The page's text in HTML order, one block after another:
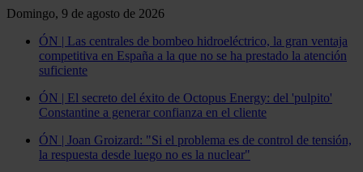
Domingo, 9 de agosto de 2026
ÓN | Las centrales de bombeo hidroeléctrico, la gran ventaja
competitiva en España a la que no se ha prestado la atención
suficiente
ÓN | El secreto del éxito de Octopus Energy: del 'pulpito'
Constantine a generar confianza en el cliente
ÓN | Joan Groizard: "Si el problema es de control de tensión,
la respuesta desde luego no es la nuclear"